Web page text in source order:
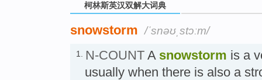
柯林斯英汉双解大词典
snowstorm /ˈsnəʊˌstɔːm/
1. N-COUNT A snowstorm is a
usually when there is also a